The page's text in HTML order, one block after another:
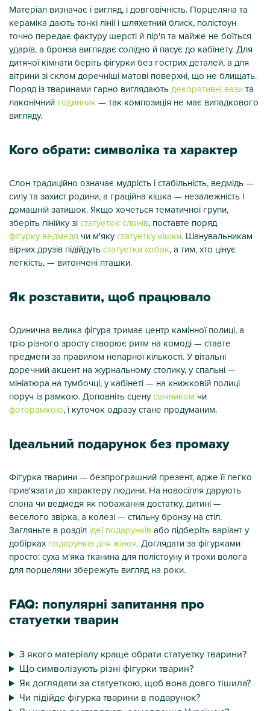
Матеріал визначає і вигляд, і довговічність. Порцеляна та
кераміка дають тонкі лінії і шляхетний блиск, полістоун
точно передає фактуру шерсті й пір'я та майже не боїться
ударів, а бронза виглядає солідно й пасує до кабінету. Для
дитячої кімнати беріть фігурки без гострих деталей, а для
вітрини зі склом доречніші матові поверхні, що не блищать.
Поряд із тваринами гарно виглядаютьдекоративні вазита
лаконічний годинник— так композиція не має випадкового
вигляду.
Кого обрати: символіка та характер
Слон традиційно означає мудрість і стабільність, ведмідь —
силу та захист родини, а граційна кішка — незалежність і
домашній затишок. Якщо хочеться тематичної групи,
зберіть лінійку зістатуеток слонів, поставте поряд
фігурку ведмедя чи м'якустатуетку кішки. Шанувальникам
вірних друзів підійдутьстатуетки собак, а тим, хто цінує
легкість, — витончені пташки.
Як розставити, щоб працювало
Одинична велика фігура тримає центр камінної полиці, а
тріо різного зросту створює ритм на комоді — ставте
предмети за правилом непарної кількості. У вітальні
доречний акцент на журнальному столику, у спальні —
мініатюра на тумбочці, у кабінеті — на книжковій полиці
поруч із рамкою. Доповніть сценусвічником чи
фоторамкою, і куточок одразу стане продуманим.
Ідеальний подарунок без промаху
Фігурка тварини — безпрограшний презент, адже її легко
прив'язати до характеру людини. На новосілля дарують
слона чи ведмедя як побажання достатку, дитині —
веселого звірка, а колезі — стильну бронзу на стіл.
Загляньте в розділ ідеї подарунківабо підберіть варіант у
добірках подарунків для жінок. Доглядати за фігурками
просто: суха м'яка тканина для полістоуну й трохи волога
для порцеляни збережуть вигляд на роки.
FAQ: популярні запитання про
статуетки тварин
З якого матеріалу краще обрати статуетку тварини?
Що символізують різні фігурки тварин?
Як доглядати за статуеткою, щоб вона довго тішила?
Чи підійде фігурка тварини в подарунок?